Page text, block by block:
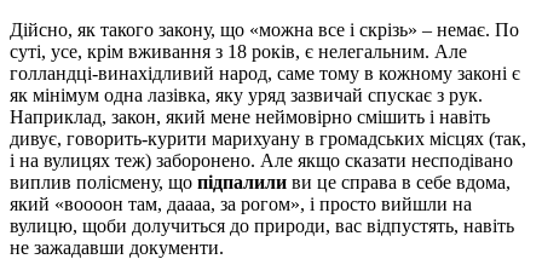
Дійсно, як такого закону, що «можна все і скрізь» – немає. По
суті, усе, крім вживання з 18 років, є нелегальним. Але
голландці-винахідливий народ, саме тому в кожному законі є
як мінімум одна лазівка, яку уряд зазвичай спускає з рук.
Наприклад, закон, який мене неймовірно смішить і навіть
дивує, говорить-курити марихуану в громадських місцях (так,
і на вулицях теж) заборонено. Але якщо сказати несподівано
виплив полісмену, що підпалили ви це справа в себе вдома,
який «воооон там, даааа, за рогом», і просто вийшли на
вулицю, щоби долучиться до природи, вас відпустять, навіть
не зажадавши документи.